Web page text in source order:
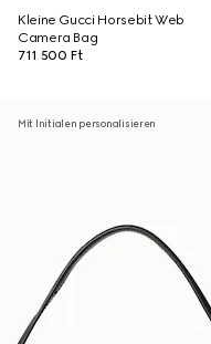
Kleine Gucci Horsebit Web
Camera Bag
711 500 Ft
Mit Initialen personalisieren